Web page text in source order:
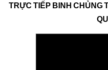
TRỰC TIẾP BINH CHỦNG